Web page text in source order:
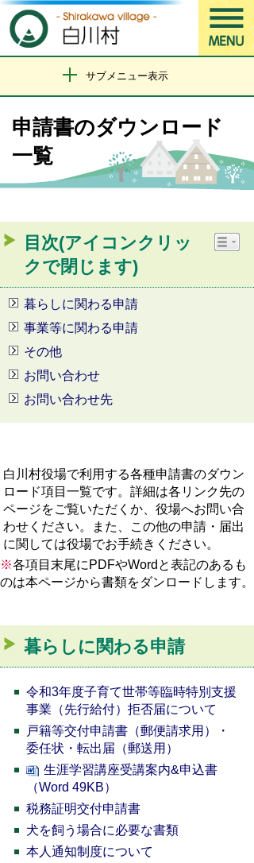
サブメニュー表示
申請書のダウンロード
一覧
目次(アイコンクリッ
クで閉じます)
暮らしに関わる申請
事業等に関わる申請
その他
お問い合わせ
お問い合わせ先
白川村役場で利用する各種申請書のダウン
ロード項目一覧です。詳細は各リンク先の
ページをご覧いただくか、役場へお問い合
わせください。また、この他の申請・届出
に関しては役場でお手続きください。
※各項目末尾にPDFやWordと表記のあるも
のは本ページから書類をダンロードします。
暮らしに関わる申請
令和3年度子育て世帯等臨時特別支援
事業（先行給付）拒否届について
戸籍等交付申請書（郵便請求用）・
委任状・転出届（郵送用）
生涯学習講座受講案内&申込書
（Word 49KB）
税務証明交付申請書
犬を飼う場合に必要な書類
本人通知制度について